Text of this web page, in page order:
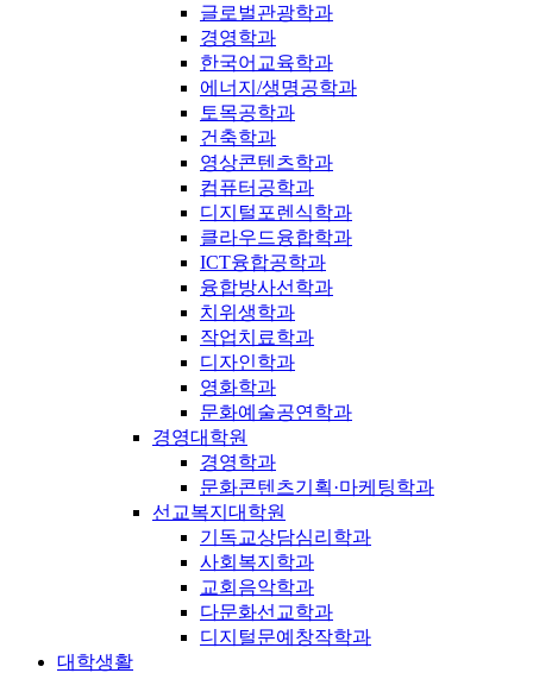
글로벌관광학과
경영학과
한국어교육학과
에너지/생명공학과
토목공학과
건축학과
영상콘텐츠학과
컴퓨터공학과
디지털포렌식학과
클라우드융합학과
ICT융합공학과
융합방사선학과
치위생학과
작업치료학과
디자인학과
영화학과
문화예술공연학과
경영대학원
경영학과
문화콘텐츠기획·마케팅학과
선교복지대학원
기독교상담심리학과
사회복지학과
교회음악학과
다문화선교학과
디지털문예창작학과
대학생활